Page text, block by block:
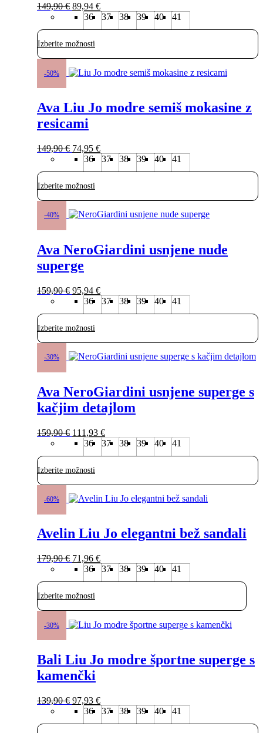
149,90€ Izvirna
cena
149,90 €.
89,94 €Trenutna
cena
36 37 38 39 40 41
Izberite možnosti
na
strani
-50%
Ava Liu Jo modre semiš mokasine z
resicami
149,90€ Izvirna
cena
149,90 €.
74,95 €Trenutna
cena
36 37 38 39 40 41
Izberite možnosti
izdelek
različic.
Možnosti
lahko
na
strani
-40%
Ava NeroGiardini usnjene nude
superge
159,90€ Izvirna
cena
159,90 €.
95,94 €Trenutna
cena
36 37 38 39 40 41
Izberite možnosti
izdelek
različic.
Možnosti
lahko
na
strani
-30%
Ava NeroGiardini usnjene superge s
kačjim detajlom
159,90€ Izvirna
cena
159,90 €.
111,93 €Trenutna
cena
36 37 38 39 40 41
Izberite možnosti
izdelek
različic.
Možnosti
lahko
na
strani
-60%
Avelin Liu Jo elegantni bež sandali
179,90€ Izvirna
cena
179,90 €.
71,96 €Trenutna
cena
36 37 38 39 40 41
Izberite možnosti
izdelek
različic.
Možnosti
lahko
izberete
strani
izdelka
-30%
Bali Liu Jo modre športne superge s
kamenčki
139,90€ Izvirna
cena
97,93 €Trenutna
cena
36 37 38 39 40 41
izdelek
različic.
Možnosti
lahko
na
strani